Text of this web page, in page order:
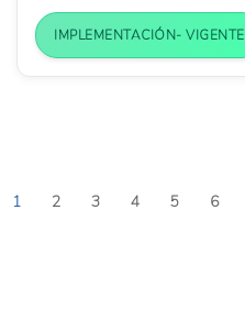
IMPLEMENTACIÓN- VIGENTE
1 2 3 4 5 6